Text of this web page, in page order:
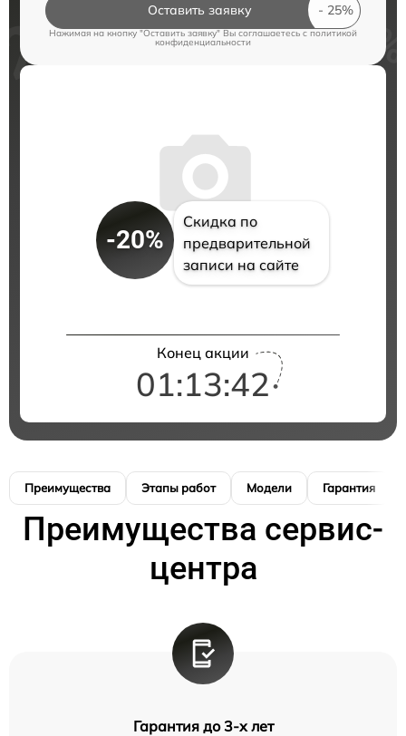
Оставить заявку
Нажимая на кнопку "Оставить заявку" Вы соглашаетесь cполитикой
конфиденциальности
-20%
Скидка по
предварительной
записи на сайте
Конец акции
01:13:41
Преимущества Этапы работ Модели Гарантия
Преимущества сервис-
центра
Гарантия до 3-х лет